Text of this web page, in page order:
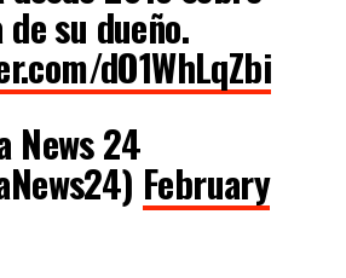
su dueño.
dO1WhLqZbi
24
February